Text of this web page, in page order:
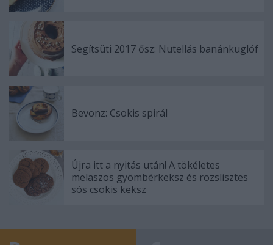
Segítsüti 2017 ősz: Nutellás banánkuglóf
Bevonz: Csokis spirál
Újra itt a nyitás után! A tökéletes
melaszos gyömbérkeksz és rozslisztes
sós csokis keksz